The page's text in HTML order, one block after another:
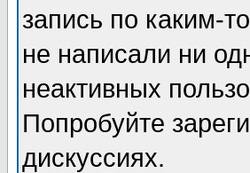
запись по каким-
не написали ни
неактивных
Попробуйте
дискуссиях.